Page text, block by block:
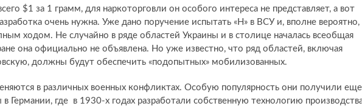
$1 за 1 грамм, для наркоторговли он особого интереса не представляет, а вот
очень нужна. Уже дано поручение испытать «Н» в ВСУ и, вполне вероятно,
ходом. Не случайно в ряде областей Украины и в столице началась всеобщая
она официально не объявлена. Но уже известно, что ряд областей, включая
должны будут обеспечить «подопытных» мобилизованных.
в различных военных конфликтах. Особую популярность они получили еще
Германии, где в 1930-х годах разработали собственную технологию